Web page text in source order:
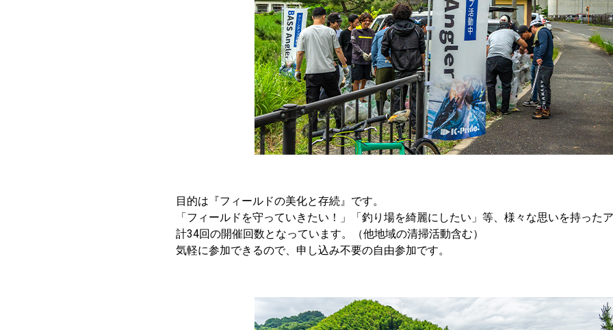
目的は『フィールドの美化と存続』です。
「フィールドを守っていきたい！」「釣り場を綺麗にしたい」等、様々な思いを持った
計34回の開催回数となっています。（他地域の清掃活動含む）
気軽に参加できるので、申し込み不要の自由参加です。